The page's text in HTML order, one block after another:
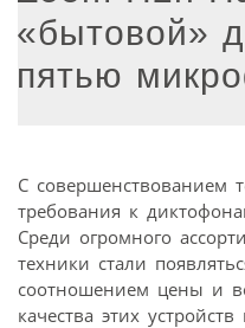
«бытовой»
пятью
С совершенствованием
требования к
Среди огромного
техники стали
соотношением цены и
качества этих